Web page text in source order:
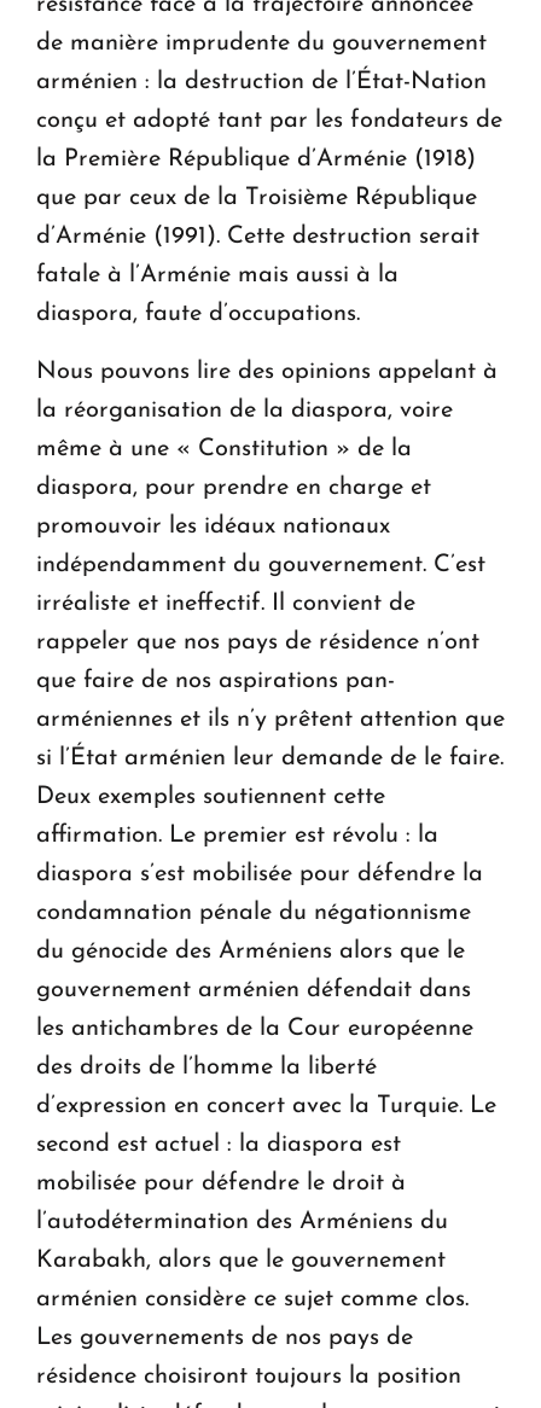
résistance face à la trajectoire annoncée
de manière imprudente du gouvernement
arménien : la destruction de l’État-Nation
conçu et adopté tant par les fondateurs de
la Première République d’Arménie (1918)
que par ceux de la Troisième République
d’Arménie (1991). Cette destruction serait
fatale à l’Arménie mais aussi à la
diaspora, faute d’occupations.
Nous pouvons lire des opinions appelant à
la réorganisation de la diaspora, voire
même à une « Constitution » de la
diaspora, pour prendre en charge et
promouvoir les idéaux nationaux
indépendamment du gouvernement. C’est
irréaliste et ineffectif. Il convient de
rappeler que nos pays de résidence n’ont
que faire de nos aspirations pan-
arméniennes et ils n’y prêtent attention que
si l’État arménien leur demande de le faire.
Deux exemples soutiennent cette
affirmation. Le premier est révolu : la
diaspora s’est mobilisée pour défendre la
condamnation pénale du négationnisme
du génocide des Arméniens alors que le
gouvernement arménien défendait dans
les antichambres de la Cour européenne
des droits de l’homme la liberté
d’expression en concert avec la Turquie. Le
second est actuel : la diaspora est
mobilisée pour défendre le droit à
l’autodétermination des Arméniens du
Karabakh, alors que le gouvernement
arménien considère ce sujet comme clos.
Les gouvernements de nos pays de
résidence choisiront toujours la position